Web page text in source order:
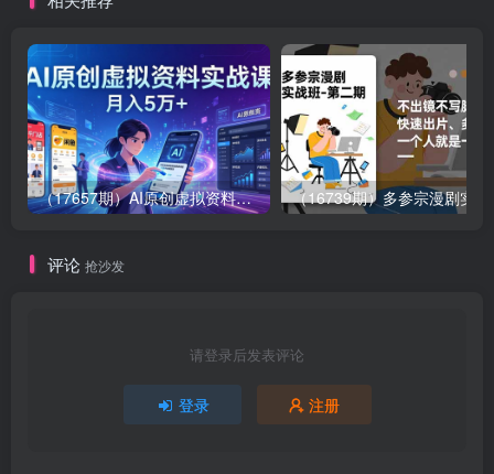
（17657期）AI原创虚拟资料实战课：2026新机会，小红书闲鱼开店，普通人用AI轻松变现，月入5万+
评论 抢沙发
请登录后发表评论
登录 注册